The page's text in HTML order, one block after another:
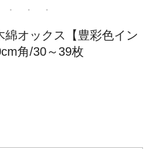
オックス【豊彩色イン
角/30～39枚